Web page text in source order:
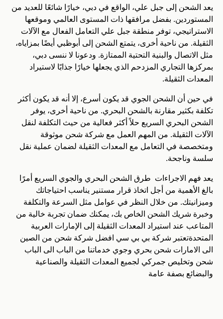
يعد الشحن إلى جبل علي، الواقع في دبي، خيارًا شائعًا للعديد من
المستوردين. بفضل مرافقها ذات المستوى العالمي وموقعها
الاستراتيجي، توفر منطقة جبل علي التعامل الفعال مع الآلات
الثقيلة. من ناحية أخرى، يتمتع الشحن إلى أبوظبي أيضًا بمزاياه،
مثل الاتصال والبنية التحتية الممتازة. ودعونا لا ننسى دبي،
بمركزها التجاري المزدحم الذي يجعلها خيارًا جذابًا لاستيراد
المعدات الثقيلة.
في حين أن الشحن الجوي قد يكون أسرع، إلا أنه قد يكون أكثر
تكلفة بكثير مقارنة بالشحن البحري. من ناحية أخرى، يوفر
الشحن البحري السريع حلاً أكثر فعالية من حيث التكلفة لنقل
الآلات الثقيلة. من المهم العمل مع شركة شحن موثوقة
ومتخصصة في التعامل مع المعدات الثقيلة لضمان عملية نقل
سلسة وناجحة.
يعد فهم الاجراءات طرق الشحن البحري والجوي السريع أمرًا
بالغ الأهمية من أجل اتخاذ قرار مستنير يناسب احتياجاتك
وميزانيتك. من خلال النظر في عوامل مثل السرعة والتكلفة
وخبرة شريك الشحن الخاص بك، يمكنك ضمان تجربة خالية من
المتاعب عند استيراد المعدات الثقيلة إلى الإمارات العربية
المتحدةتعتبر شركة بي بي سي افضل شركة شحن من الصين
الى الامارات شحن بحري وجوي خدماتنا من الباب الى الباب
شحن وتخليص جمركي لجميع المعدات الثقيلة والصناعية
والبضائع بصفة عامة